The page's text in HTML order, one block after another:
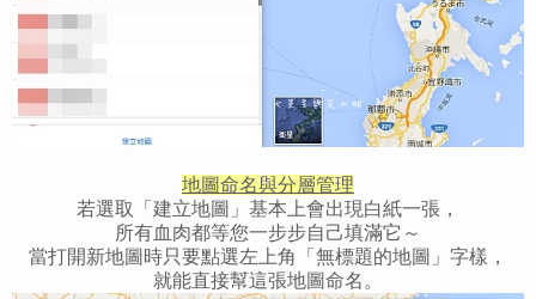
地圖命名與分層管理
若選取「建立地圖」基本上會出現白紙一張，
所有血肉都等您一步步自己填滿它～
當打開新地圖時只要點選左上角「無標題的地圖」字樣，
就能直接幫這張地圖命名。